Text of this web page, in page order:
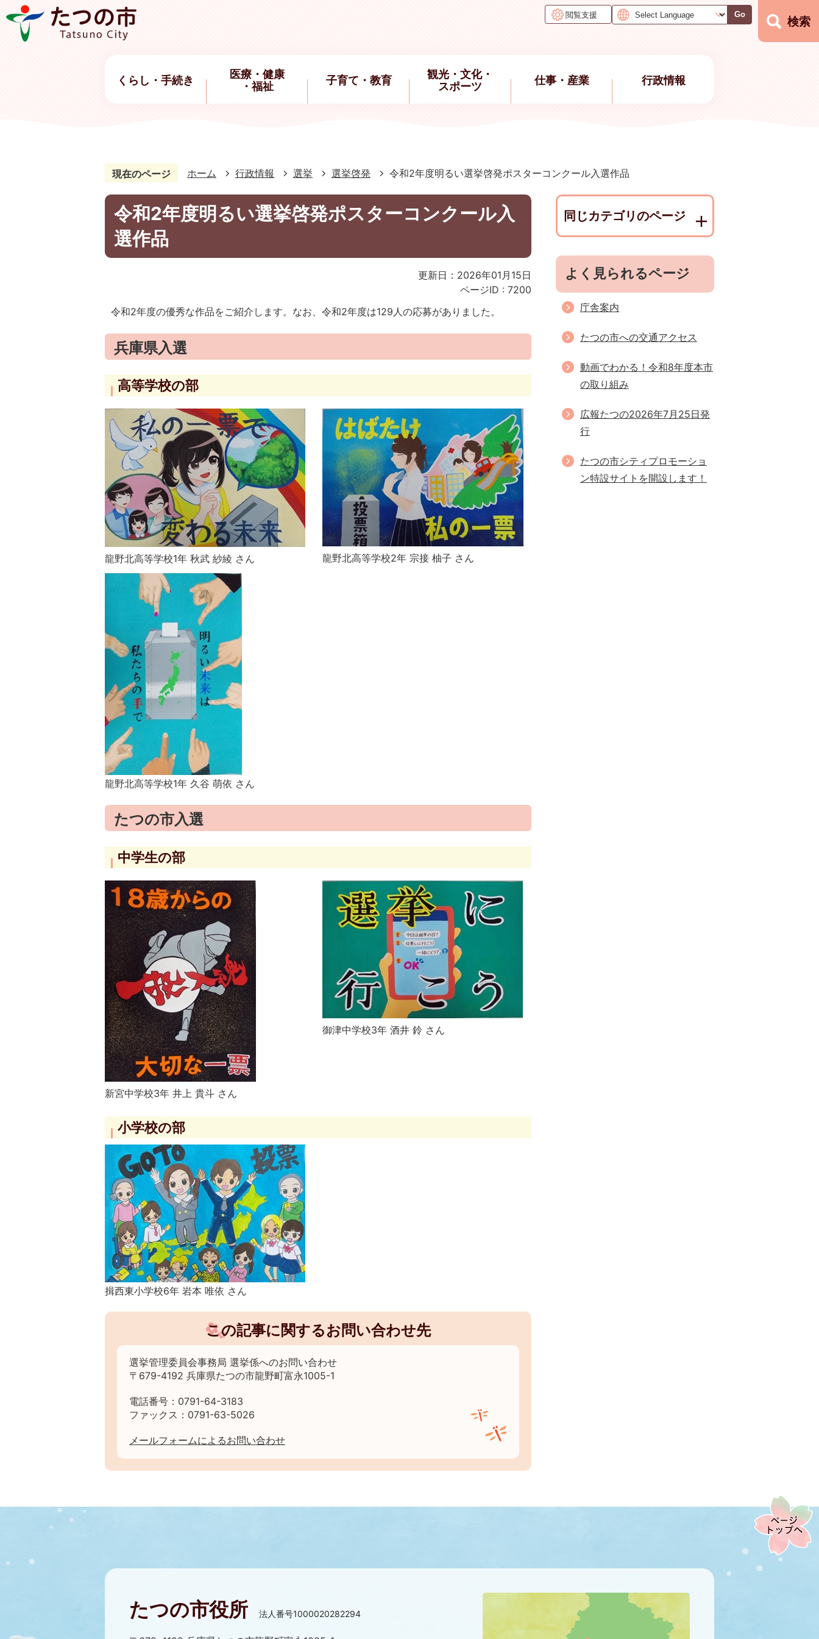
閲覧支援 Go
検索
くらし・手続き
医療・健康
・福祉
子育て・教育
観光・文化・
スポーツ
仕事・産業 行政情報
現在のページ ホーム 行政情報 選挙 選挙啓発 令和2年度明るい選挙啓発ポスターコンクール入選作品
令和2年度明るい選挙啓発ポスターコンクール入
選作品
更新日：2026年01月15日
ページID : 7200
令和2年度の優秀な作品をご紹介します。なお、令和2年度は129人の応募がありました。
兵庫県入選
高等学校の部
龍野北高等学校1年 秋武 紗綾 さん 龍野北高等学校2年 宗接 柚子 さん
龍野北高等学校1年 久谷 萌依 さん
たつの市入選
中学生の部
新宮中学校3年 井上 貴斗 さん
御津中学校3年 酒井 鈴 さん
小学校の部
揖西東小学校6年 岩本 唯依 さん
この記事に関するお問い合わせ先
選挙管理委員会事務局 選挙係へのお問い合わせ
〒679-4192 兵庫県たつの市龍野町富永1005-1
電話番号：0791-64-3183
ファックス：0791-63-5026
メールフォームによるお問い合わせ
同じカテゴリのページ
よく見られるページ
庁舎案内
たつの市への交通アクセス
動画でわかる！令和8年度本市
の取り組み
広報たつの2026年7月25日発
行
たつの市シティプロモーショ
ン特設サイトを開設します！
たつの市役所 法人番号1000020282294